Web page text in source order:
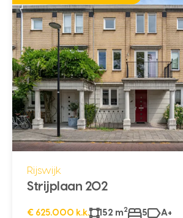
Rijswijk
Strijplaan 202
€ 625.000 k.k. 152 m2 5 A+